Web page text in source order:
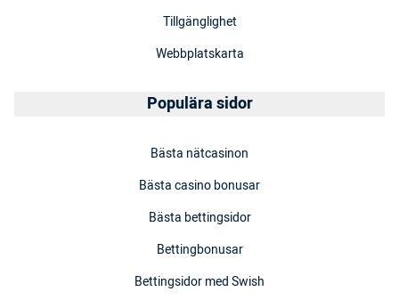
Tillgänglighet
Webbplatskarta
Populära sidor
Bästa nätcasinon
Bästa casino bonusar
Bästa bettingsidor
Bettingbonusar
Bettingsidor med Swish